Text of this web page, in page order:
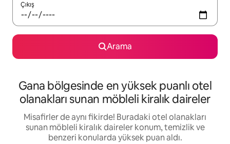
Çıkış
Arama
Gana bölgesinde en yüksek puanlı otel
olanakları sunan möbleli kiralık daireler
Misafirler de aynı fikirde! Buradaki otel olanakları
sunan möbleli kiralık daireler konum, temizlik ve
benzeri konularda yüksek puan aldı.